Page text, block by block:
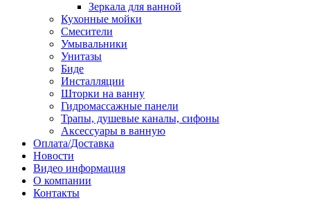
Зеркала для ванной
Кухонные мойки
Смесители
Умывальники
Унитазы
Биде
Инсталляции
Шторки на ванну
Гидромассажные панели
Трапы, душевые каналы, сифоны
Аксессуары в ванную
Оплата/Доставка
Новости
Видео информация
О компании
Контакты